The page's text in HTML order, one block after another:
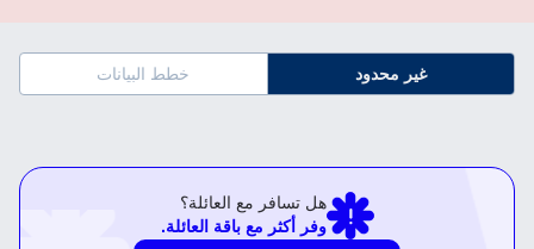
غير محدود خطط البيانات
هل تسافر مع العائلة؟
وفر أكثر مع باقة العائلة.